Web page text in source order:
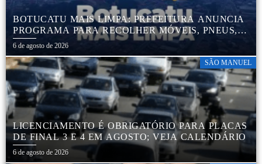
BOTUCATU MAIS LIMPA: PREFEITURA ANUNCIA
PROGRAMA PARA RECOLHER MÓVEIS, PNEUS,
COLCHÕES E OUTROS MATERIAIS SEM USO
6 de agosto de 2026
SÃO MANUEL
LICENCIAMENTO É OBRIGATÓRIO PARA PLACAS
DE FINAL 3 E 4 EM AGOSTO; VEJA CALENDÁRIO
6 de agosto de 2026